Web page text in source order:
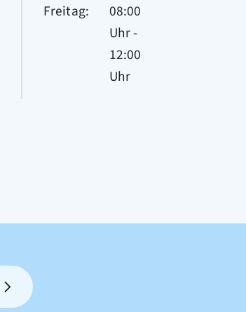
Freitag
08:00
Uhr-
12:00
Uhr